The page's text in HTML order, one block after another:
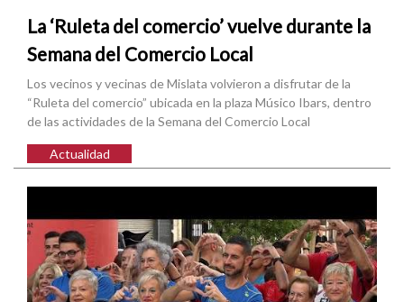
La ‘Ruleta del comercio’ vuelve durante la
Semana del Comercio Local
Los vecinos y vecinas de Mislata volvieron a disfrutar de la
“Ruleta del comercio” ubicada en la plaza Músico Ibars, dentro
de las actividades de la Semana del Comercio Local
Actualidad